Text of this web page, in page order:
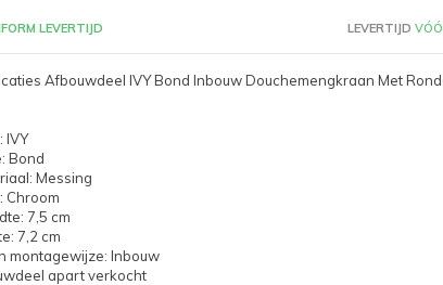
LEVERTIJD LEVERTIJD
Afbouwdeel IVY Bond Inbouw Douchemengkraan Met
IVY
Bond
Messing
Chroom
7,5 cm
7,2 cm
montagewijze: Inbouw
apart verkocht